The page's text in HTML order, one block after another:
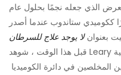
الذي جعله نجمًا بحلول عام
نجاحًا كبيرًا ككوميدي ستاندوب عندما أصدر
بعنوانلا يوجد علاج للسرطان
قبل هذا الوقت ، شوهد Leary في العديد من البرامج التلفزيونية
المخلصين في دائرة الكوميديا